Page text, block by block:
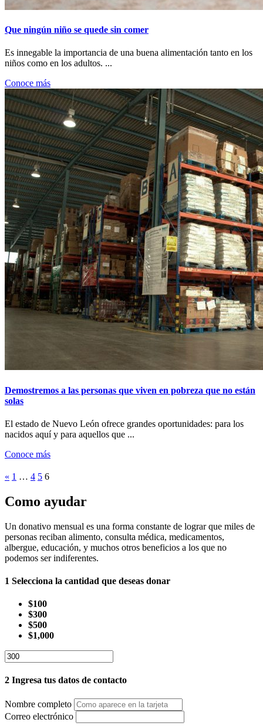
Que ningún niño se quede sin comer
Es innegable la importancia de una buena alimentación tanto en los
niños como en los adultos. ...
Conoce más
Demostremos a las personas que viven en pobreza que no están
solas
El estado de Nuevo León ofrece grandes oportunidades: para los
nacidos aquí y para aquellos que ...
Conoce más
« 1 … 4 5 6
Como ayudar
Un donativo mensual es una forma constante de lograr que miles de
personas reciban alimento, consulta médica, medicamentos,
albergue, educación, y muchos otros beneficios a los que no
podemos ser indiferentes.
1 Selecciona la cantidad que deseas donar
$100
$300
$500
$1,000
2 Ingresa tus datos de contacto
Nombre completo
Correo electrónico